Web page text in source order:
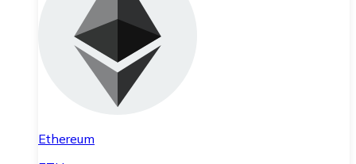
Ethereum